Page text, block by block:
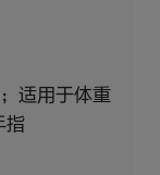
适用于体重
指